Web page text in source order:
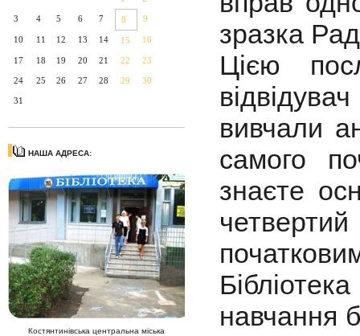
3 4 5 6 7 8 9
10 11 12 13 14 15 16
17 18 19 20 21 22 23
24 25 26 27 28 29 30
31
НАША АДРЕСА:
Костянтинівська центральна міська
зразка
Цією
вивчали
самого
знаєте
навчання